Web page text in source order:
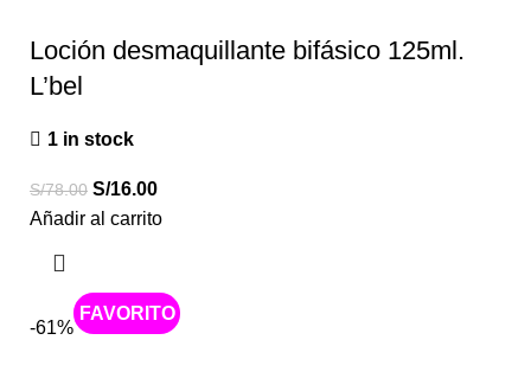
Loción desmaquillante bifásico 125ml.
L’bel
1 in stock
S/78.00 S/16.00
Añadir al carrito
-61%
Caliente